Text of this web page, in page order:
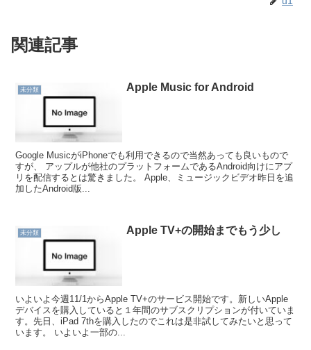
関連記事
未分類 Apple Music for Android
Google MusicがiPhoneでも利用できるので当然あっても良いもので
すが、 アップルが他社のプラットフォームであるAndroid向けにアプ
リを配信するとは驚きました。 Apple、ミュージックビデオ昨日を追
加したAndroid版...
未分類 Apple TV+の開始までもう少し
いよいよ今週11/1からApple TV+のサービス開始です。新しいApple
デバイスを購入していると１年間のサブスクリプションが付いていま
す。先日、iPad 7thを購入したのでこれは是非試してみたいと思って
います。 いよいよ一部の...